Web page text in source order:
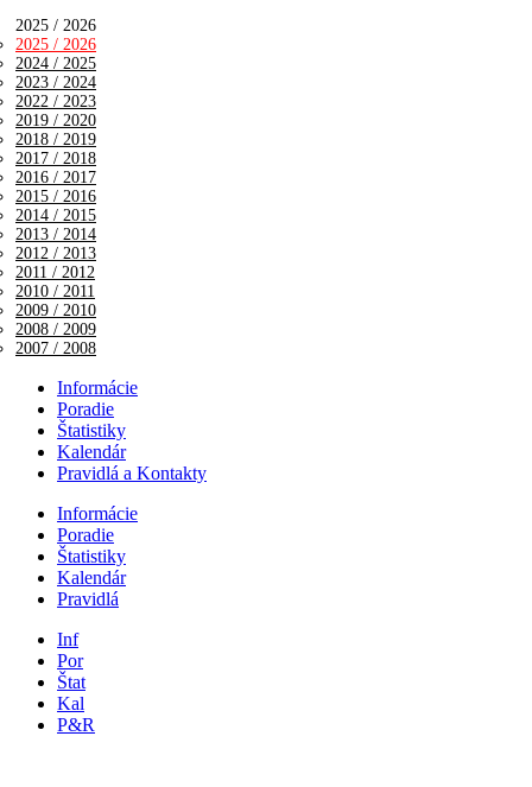
2025 / 2026
2025 / 2026
2024 / 2025
2023 / 2024
2022 / 2023
2019 / 2020
2018 / 2019
2017 / 2018
2016 / 2017
2015 / 2016
2014 / 2015
2013 / 2014
2012 / 2013
2011 / 2012
2010 / 2011
2009 / 2010
2008 / 2009
2007 / 2008
Informácie
Poradie
Štatistiky
Kalendár
Pravidlá a Kontakty
Informácie
Poradie
Štatistiky
Kalendár
Pravidlá
Inf
Por
Štat
Kal
P&R